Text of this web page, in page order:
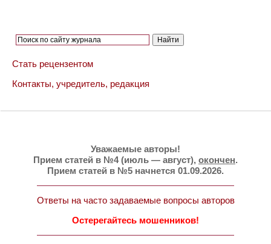
Стать рецензентом
Контакты, учредитель, редакция
Уважаемые авторы!
Прием статей в №4 (июль — август), окончен.
Прием статей в №5 начнется 01.09.2026.
Ответы на часто задаваемые вопросы авторов
Остерегайтесь мошенников!